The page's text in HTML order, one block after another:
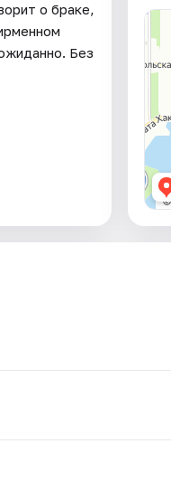
о браке,
Без